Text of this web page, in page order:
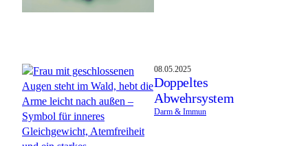
08.05.2025
Doppeltes
Abwehrsystem
Darm & Immun